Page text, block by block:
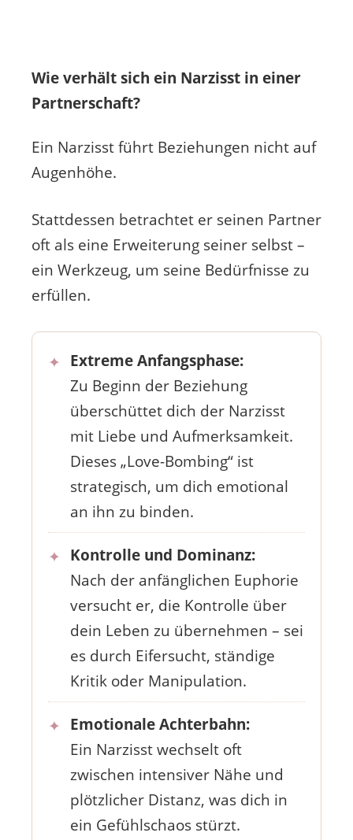
Wie verhält sich ein Narzisst in einer
Partnerschaft?
Ein Narzisst führt Beziehungen nicht auf
Augenhöhe.
Stattdessen betrachtet er seinen Partner
oft als eine Erweiterung seiner selbst –
ein Werkzeug, um seine Bedürfnisse zu
erfüllen.
Extreme Anfangsphase:
Zu Beginn der Beziehung
überschüttet dich der Narzisst
mit Liebe und Aufmerksamkeit.
Dieses „Love-Bombing“ ist
strategisch, um dich emotional
an ihn zu binden.
Kontrolle und Dominanz:
Nach der anfänglichen Euphorie
versucht er, die Kontrolle über
dein Leben zu übernehmen – sei
es durch Eifersucht, ständige
Kritik oder Manipulation.
Emotionale Achterbahn:
Ein Narzisst wechselt oft
zwischen intensiver Nähe und
plötzlicher Distanz, was dich in
ein Gefühlschaos stürzt.